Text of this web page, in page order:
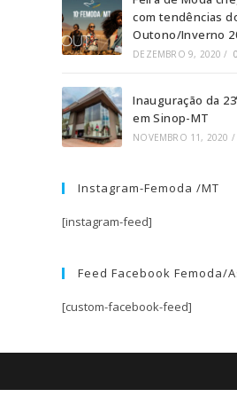
com tendências
Outono/Inverno
DEZEMBRO 9, 2020 /
Inauguração da
em Sinop-MT
NOVEMBRO 11, 2020 /
Instagram-Femoda /MT
[instagram-feed]
Feed Facebook Femoda/
[custom-facebook-feed]